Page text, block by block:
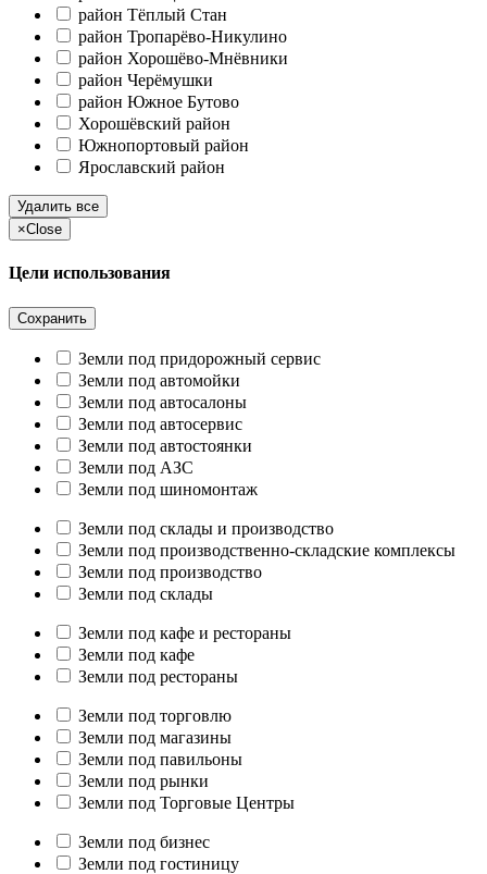
район Тёплый Стан
район Тропарёво-Никулино
район Хорошёво-Мнёвники
район Черёмушки
район Южное Бутово
Хорошёвский район
Южнопортовый район
Ярославский район
Удалить все
×Close
Цели использования
Сохранить
Земли под придорожный сервис
Земли под автомойки
Земли под автосалоны
Земли под автосервис
Земли под автостоянки
Земли под АЗС
Земли под шиномонтаж
Земли под склады и производство
Земли под производственно-складские комплексы
Земли под производство
Земли под склады
Земли под кафе и рестораны
Земли под кафе
Земли под рестораны
Земли под торговлю
Земли под магазины
Земли под павильоны
Земли под рынки
Земли под Торговые Центры
Земли под бизнес
Земли под гостиницу